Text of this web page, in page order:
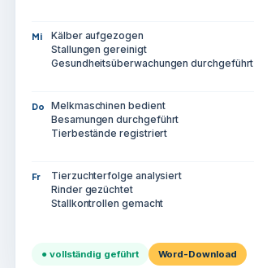
Mi Kälber aufgezogen
Stallungen gereinigt
Gesundheitsüberwachungen durchgeführt
Do Melkmaschinen bedient
Besamungen durchgeführt
Tierbestände registriert
Fr Tierzuchterfolge analysiert
Rinder gezüchtet
Stallkontrollen gemacht
● vollständig geführt Word-Download